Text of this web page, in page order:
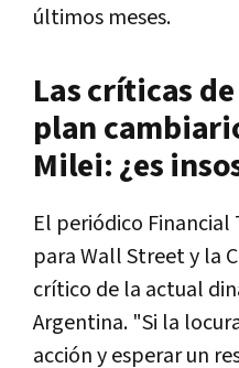
últimos meses.
Las críticas
plan
Milei: ¿es
El periódico Financial
para Wall Street y la
crítico de la actual
Argentina. "Si la
acción y esperar un